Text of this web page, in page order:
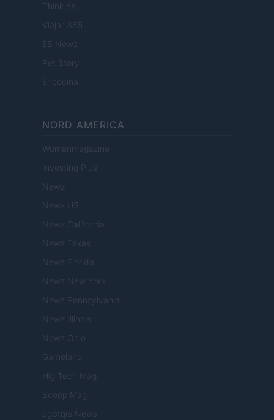
Think.es
Viajar 365
ES Newz
Pet Story
Encocina
NORD AMERICA
Womanmagazine
Investing Plus
Newz
Newz US
Newz California
Newz Texas
Newz Florida
Newz New York
Newz Pennsylvania
Newz Illinois
Newz Ohio
Gameland
Hig Tech Mag
Scoop Mag
Lgbtqia News